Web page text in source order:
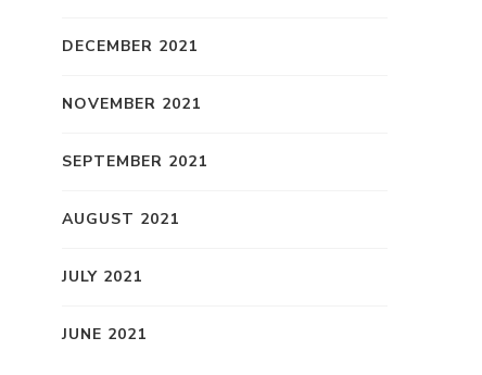
DECEMBER 2021
NOVEMBER 2021
SEPTEMBER 2021
AUGUST 2021
JULY 2021
JUNE 2021